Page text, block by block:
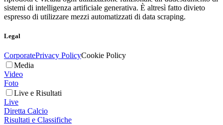
sistemi di intelligenza artificiale generativa. È altresì fatto divieto
espresso di utilizzare mezzi automatizzati di data scraping.
Legal
CorporatePrivacy PolicyCookie Policy
Media
Video
Foto
Live e Risultati
Live
Diretta Calcio
Risultati e Classifiche